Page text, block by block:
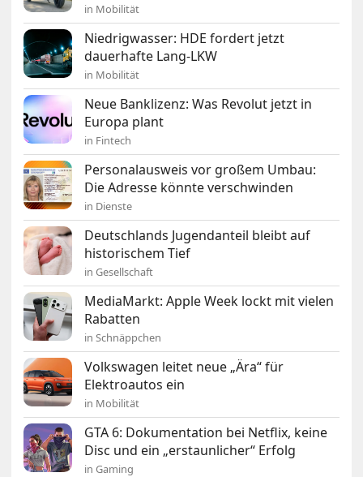
in Mobilität
Niedrigwasser: HDE fordert jetzt
dauerhafte Lang-LKW
in Mobilität
Neue Banklizenz: Was Revolut jetzt in
Europa plant
in Fintech
Personalausweis vor großem Umbau:
Die Adresse könnte verschwinden
in Dienste
Deutschlands Jugendanteil bleibt auf
historischem Tief
in Gesellschaft
MediaMarkt: Apple Week lockt mit vielen
Rabatten
in Schnäppchen
Volkswagen leitet neue „Ära“ für
Elektroautos ein
in Mobilität
GTA 6: Dokumentation bei Netflix, keine
Disc und ein „erstaunlicher“ Erfolg
in Gaming